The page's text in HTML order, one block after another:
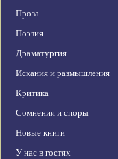
Проза
Поэзия
Драматургия
Искания и размышления
Критика
Сомнения и споры
Новые книги
У нас в гостях